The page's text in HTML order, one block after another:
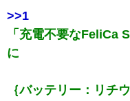
>>1
「充電不要なFeliCa
に
｛バッテリー：リチ